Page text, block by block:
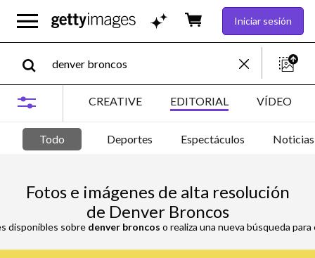
Iniciar sesión
CREATIVE EDITORIAL VÍDEO
Todo Deportes Espectáculos Noticias
Fotos e imágenes de alta resolución
de Denver Broncos
disponibles sobre denver broncos o realiza una nueva búsqueda